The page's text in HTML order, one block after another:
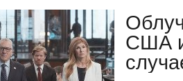
США